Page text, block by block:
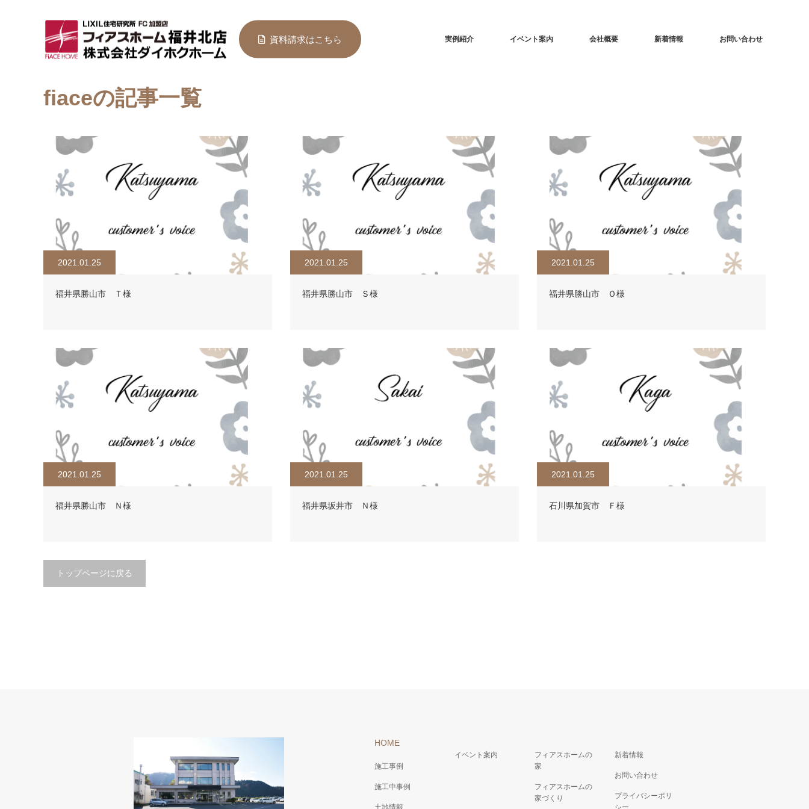
資料請求はこちら 実例紹介 イベント案内 会社概要 新着情報 お問い合わせ
fiaceの記事一覧
2021.01.25
福井県勝山市 Ｔ様
2021.01.25
福井県勝山市 Ｓ様
2021.01.25
福井県勝山市 Ｏ様
2021.01.25
福井県勝山市 Ｎ様
2021.01.25
福井県坂井市 Ｎ様
2021.01.25
石川県加賀市 Ｆ様
トップページに戻る
HOME
施工事例
施工中事例
土地情報
イベント案内
フィアスホームの
家
フィアスホームの
家づくり
新着情報
お問い合わせ
プライバシーポリ
シー